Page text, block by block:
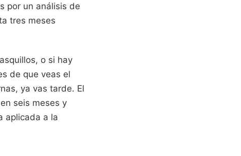
por un análisis de
tres meses
o si hay
de que veas el
ya vas tarde. El
seis meses y
aplicada a la